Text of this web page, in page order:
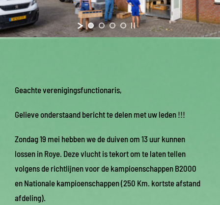
Geachte verenigingsfunctionaris,
Gelieve onderstaand bericht te delen met uw leden !!!
Zondag 19 mei hebben we de duiven om 13 uur kunnen
lossen in Roye. Deze vlucht is tekort om te laten tellen
volgens de richtlijnen voor de kampioenschappen B2000
en Nationale kampioenschappen (250 Km. kortste afstand
afdeling).